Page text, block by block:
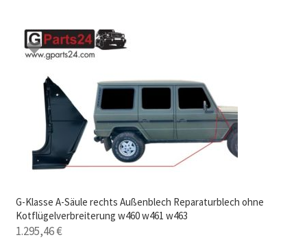
G-Klasse A-Säule rechts Außenblech Reparaturblech ohne
Kotflügelverbreiterung w460 w461 w463
1.295,46€